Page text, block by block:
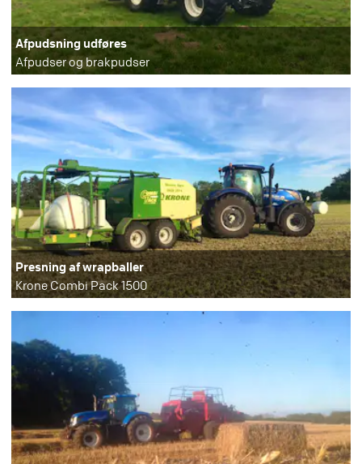
Afpudsning udføres
Afpudser og brakpudser
Presning af wrapballer
Krone Combi Pack 1500